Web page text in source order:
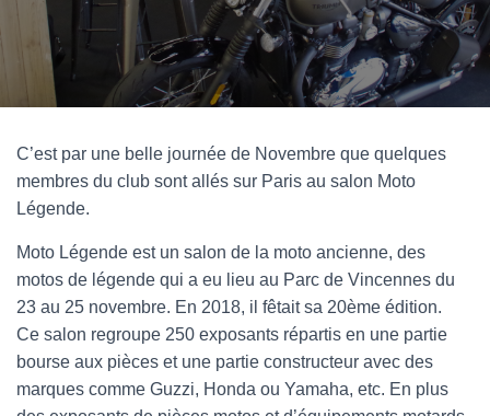
G
A
T
I
C’est par une belle journée de Novembre que quelques
membres du club sont allés sur Paris au salon Moto
Légende.
Moto Légende est un salon de la moto ancienne, des
motos de légende qui a eu lieu au Parc de Vincennes du
23 au 25 novembre. En 2018, il fêtait sa 20ème édition.
Ce salon regroupe 250 exposants répartis en une partie
bourse aux pièces et une partie constructeur avec des
marques comme Guzzi, Honda ou Yamaha, etc. En plus